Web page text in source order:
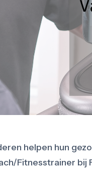
helpen hun
Fitnesstrainer